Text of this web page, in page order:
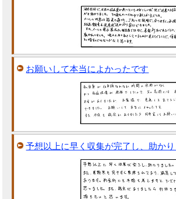
お願いして本当によかったです
予想以上に早く収集が完了し、助かり